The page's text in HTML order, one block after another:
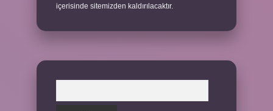
içerisinde sitemizden kaldırılacaktır.